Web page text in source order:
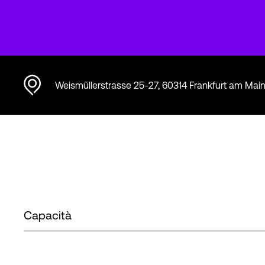
Weismüllerstrasse 25-27, 60314 Frankfurt am
Capacità